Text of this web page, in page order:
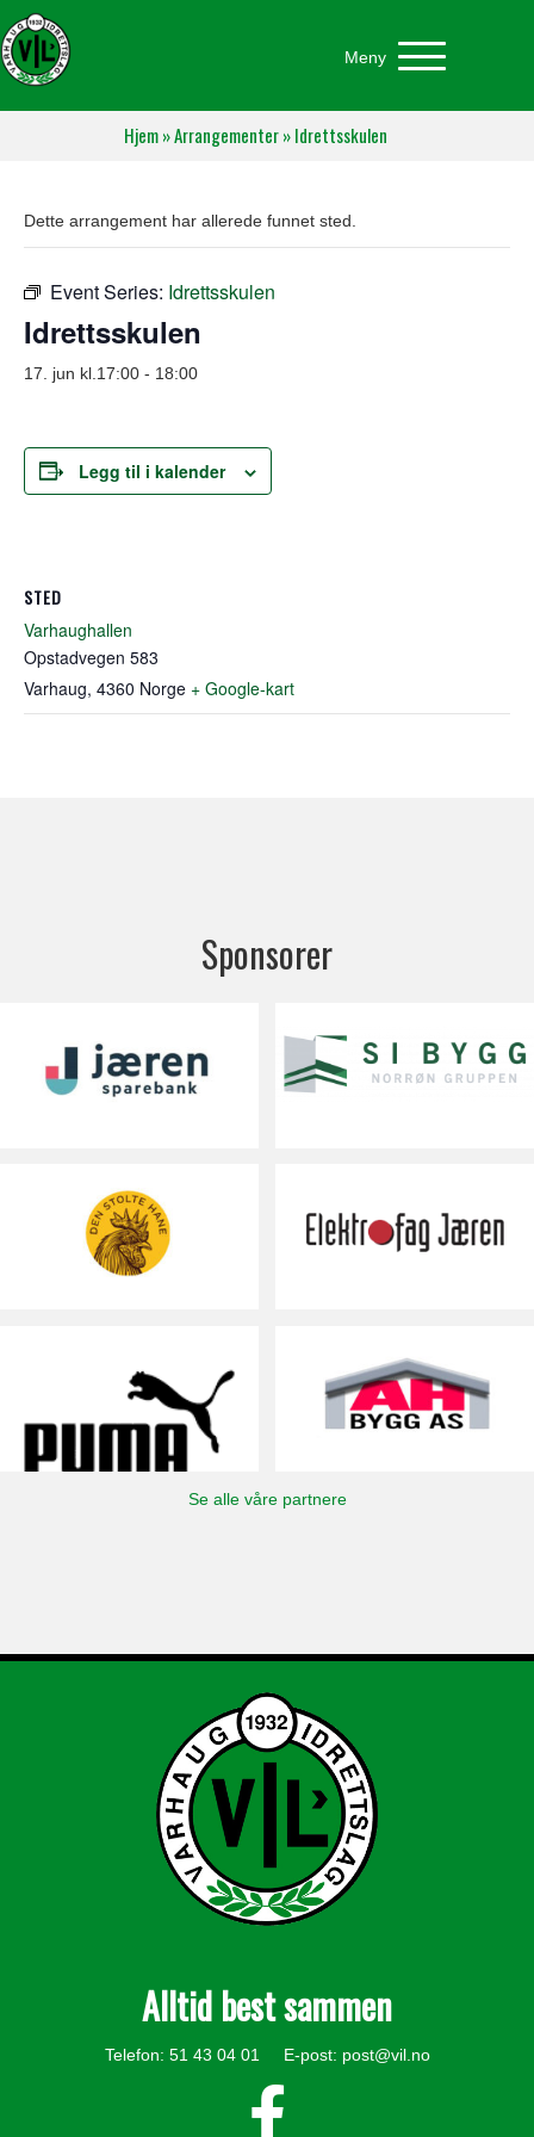
Meny
Hjem»Arrangementer»Idrettsskulen
Dette arrangement har allerede funnet sted.
Event Series: Idrettsskulen
Idrettsskulen
17. jun kl.17:00 - 18:00
Legg til i kalender
STED
Varhaughallen
Opstadvegen 583
Varhaug, 4360 Norge + Google-kart
Sponsorer
Se alle våre partnere
Alltid best sammen
Telefon: 51 43 04 01 E-post: post@vil.no